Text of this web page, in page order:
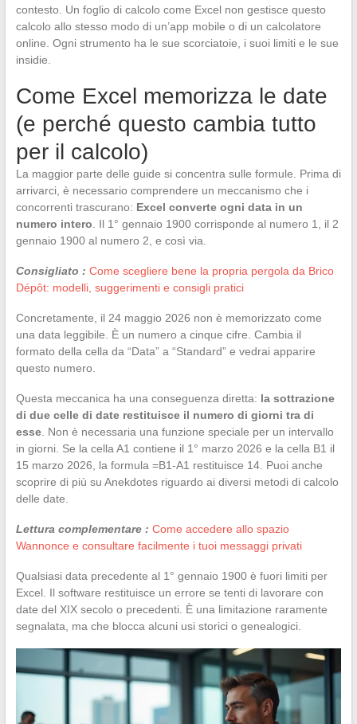
contesto. Un foglio di calcolo come Excel non gestisce questo
calcolo allo stesso modo di un’app mobile o di un calcolatore
online. Ogni strumento ha le sue scorciatoie, i suoi limiti e le sue
insidie.
Come Excel memorizza le date
(e perché questo cambia tutto
per il calcolo)
La maggior parte delle guide si concentra sulle formule. Prima di
arrivarci, è necessario comprendere un meccanismo che i
concorrenti trascurano: Excel converte ogni data in un
numero intero . Il 1° gennaio 1900 corrisponde al numero 1, il 2
gennaio 1900 al numero 2, e così via.
Consigliato : Come scegliere bene la propria pergola da Brico
Dépôt: modelli, suggerimenti e consigli pratici
Concretamente, il 24 maggio 2026 non è memorizzato come
una data leggibile. È un numero a cinque cifre. Cambia il
formato della cella da “Data” a “Standard” e vedrai apparire
questo numero.
Questa meccanica ha una conseguenza diretta: la sottrazione
di due celle di date restituisce il numero di giorni tra di
esse. Non è necessaria una funzione speciale per un intervallo
in giorni. Se la cella A1 contiene il 1° marzo 2026 e la cella B1 il
15 marzo 2026, la formula =B1-A1 restituisce 14. Puoi anche
scoprire di più su Anekdotes riguardo ai diversi metodi di calcolo
delle date.
Lettura complementare : Come accedere allo spazio
Wannonce e consultare facilmente i tuoi messaggi privati
Qualsiasi data precedente al 1° gennaio 1900 è fuori limiti per
Excel. Il software restituisce un errore se tenti di lavorare con
date del XIX secolo o precedenti. È una limitazione raramente
segnalata, ma che blocca alcuni usi storici o genealogici.